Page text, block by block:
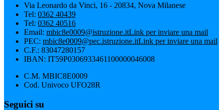
Via Leonardo da Vinci, 16 - 20834, Nova Milanese
Tel: 0362 40439
Tel: 0362 40516
Email: mbic8e0009@istruzione.itLink per inviare una mail
PEC: mbic8e0009@pec.istruzione.itLink per inviare una mail
C.F.: 83047280157
IBAN: IT59P0306933461100000046008
C.M. MBIC8E0009
Cod. Univoco UFO28R
Seguici su